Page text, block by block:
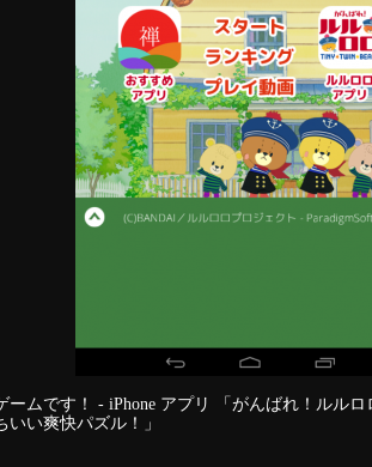
ームです！ - iPhone アプリ 「がんばれ！ルル
い爽快パズル！」